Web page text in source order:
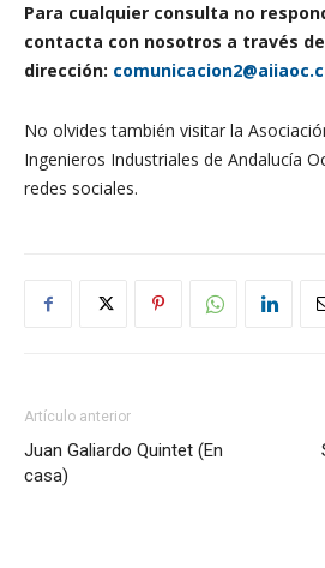
Para cualquier consulta no
contacta con nosotros a través
dirección:
No olvides también visitar la
Ingenieros Industriales de Andalucía
redes sociales.
Artículo anterior
Juan Galiardo Quintet (En
casa)